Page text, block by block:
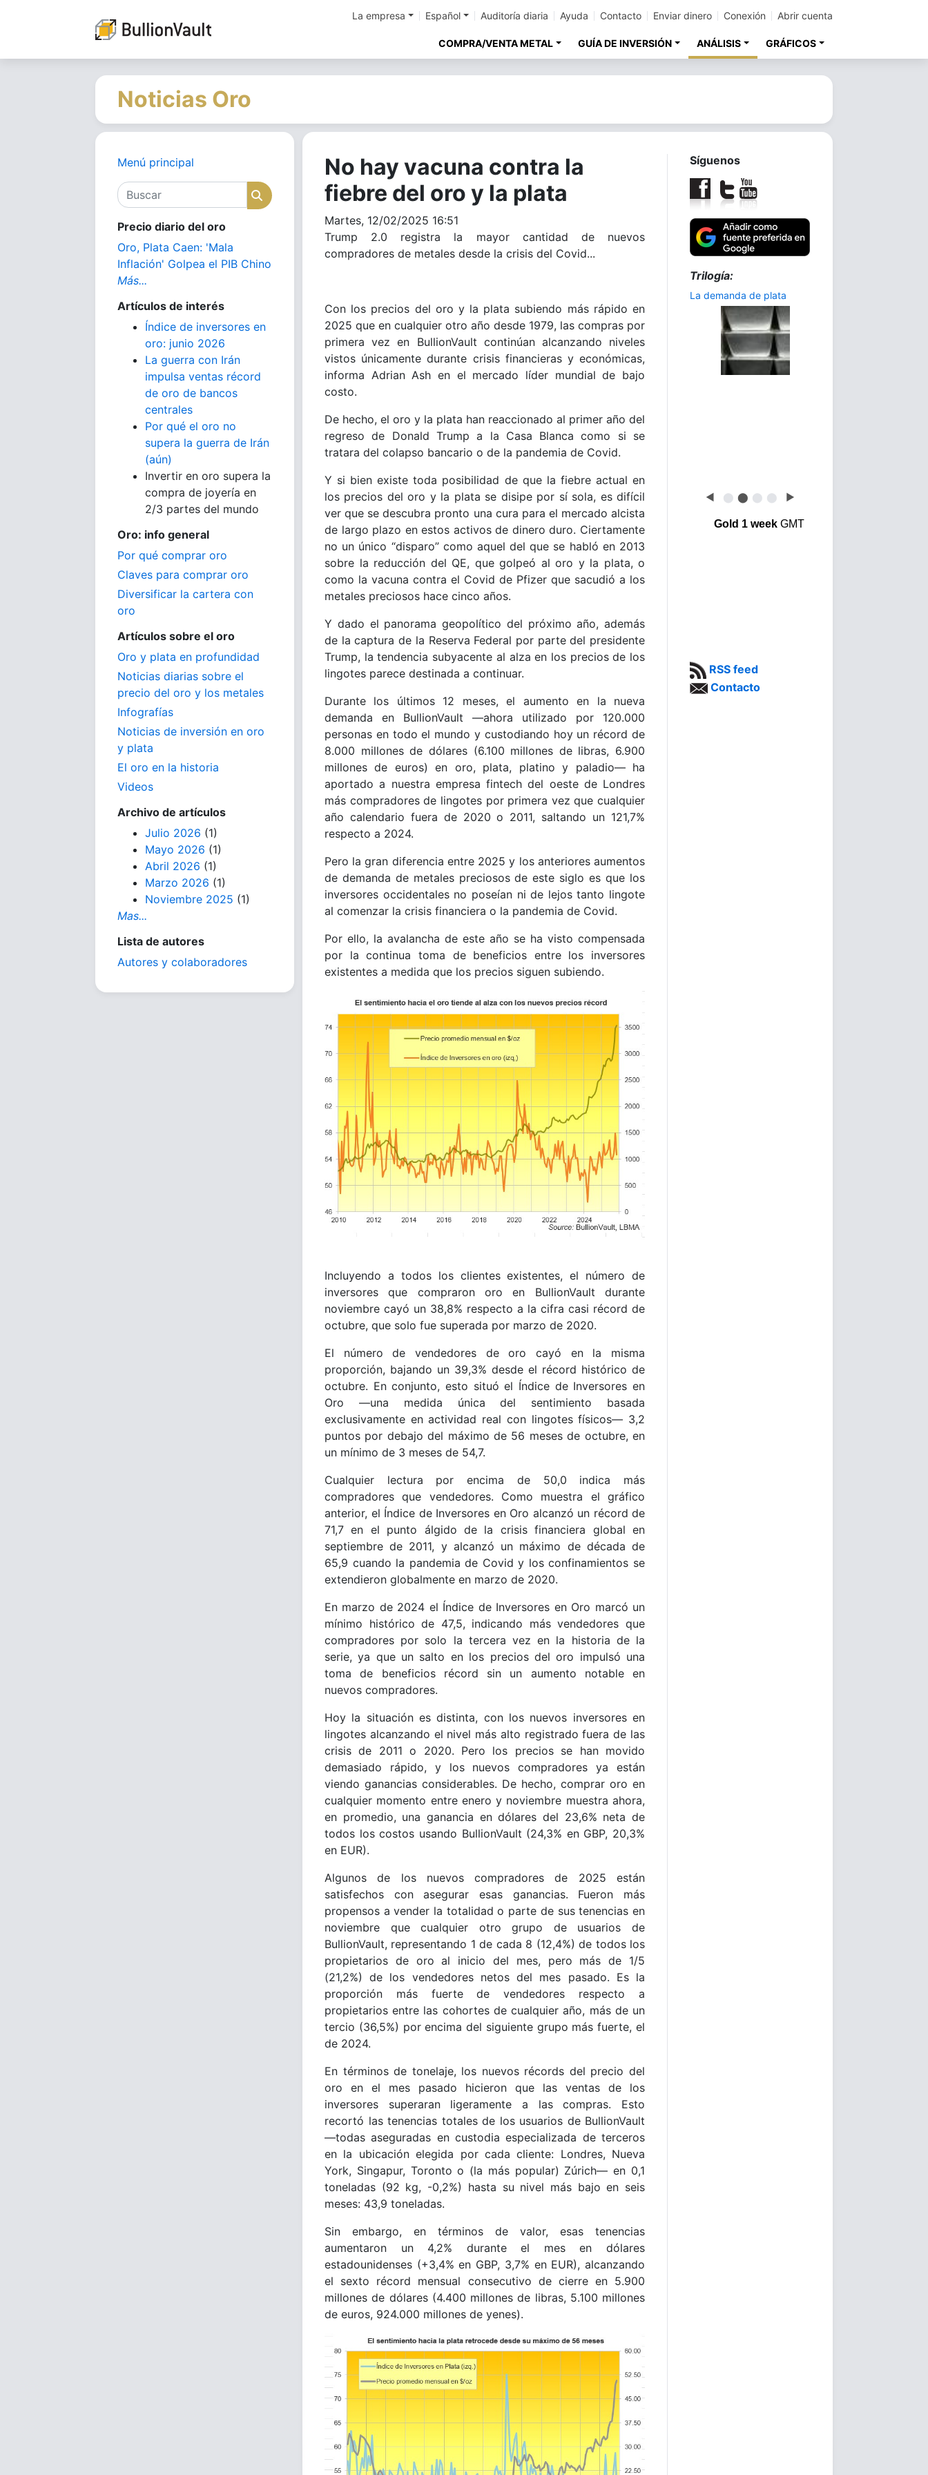
La empresa Español Auditoría diaria Ayuda Contacto Enviar dinero Conexión Abrir cuenta
COMPRA/VENTA METAL GUÍA DE INVERSIÓN ANÁLISIS GRÁFICOS
Noticias Oro
Menú principal
Buscar
Buscar
Precio diario del oro
Oro, Plata Caen: 'Mala
Inflación' Golpea el PIB Chino
Más...
Artículos de interés
Índice de inversores en
oro: junio 2026
La guerra con Irán
impulsa ventas récord
de oro de bancos
centrales
Por qué el oro no
supera la guerra de Irán
(aún)
Invertir en oro supera la
compra de joyería en
2/3 partes del mundo
Oro: info general
Por qué comprar oro
Claves para comprar oro
Diversificar la cartera con
oro
Artículos sobre el oro
Oro y plata en profundidad
Noticias diarias sobre el
precio del oro y los metales
Infografías
Noticias de inversión en oro
y plata
El oro en la historia
Videos
Archivo de artículos
Julio 2026 (1)
Mayo 2026 (1)
Abril 2026 (1)
Marzo 2026 (1)
Noviembre 2025 (1)
Mas...
Lista de autores
Autores y colaboradores
No hay vacuna contra la
fiebre del oro y la plata
Martes, 12/02/2025 16:51
Trump 2.0 registra la mayor cantidad de nuevos
compradores de metales desde la crisis del Covid...
Con los precios del oro y la plata subiendo más rápido en
2025 que en cualquier otro año desde 1979, las compras por
primera vez en BullionVault continúan alcanzando niveles
vistos únicamente durante crisis financieras y económicas,
informa Adrian Ash en el mercado líder mundial de bajo
costo.
De hecho, el oro y la plata han reaccionado al primer año del
regreso de Donald Trump a la Casa Blanca como si se
tratara del colapso bancario o de la pandemia de Covid.
Y si bien existe toda posibilidad de que la fiebre actual en
los precios del oro y la plata se disipe por sí sola, es difícil
ver que se descubra pronto una cura para el mercado alcista
de largo plazo en estos activos de dinero duro. Ciertamente
no un único “disparo” como aquel del que se habló en 2013
sobre la reducción del QE, que golpeó al oro y la plata, o
como la vacuna contra el Covid de Pfizer que sacudió a los
metales preciosos hace cinco años.
Y dado el panorama geopolítico del próximo año, además
de la captura de la Reserva Federal por parte del presidente
Trump, la tendencia subyacente al alza en los precios de los
lingotes parece destinada a continuar.
Durante los últimos 12 meses, el aumento en la nueva
demanda en BullionVault —ahora utilizado por 120.000
personas en todo el mundo y custodiando hoy un récord de
8.000 millones de dólares (6.100 millones de libras, 6.900
millones de euros) en oro, plata, platino y paladio— ha
aportado a nuestra empresa fintech del oeste de Londres
más compradores de lingotes por primera vez que cualquier
año calendario fuera de 2020 o 2011, saltando un 121,7%
respecto a 2024.
Pero la gran diferencia entre 2025 y los anteriores aumentos
de demanda de metales preciosos de este siglo es que los
inversores occidentales no poseían ni de lejos tanto lingote
al comenzar la crisis financiera o la pandemia de Covid.
Por ello, la avalancha de este año se ha visto compensada
por la continua toma de beneficios entre los inversores
existentes a medida que los precios siguen subiendo.
Incluyendo a todos los clientes existentes, el número de
inversores que compraron oro en BullionVault durante
noviembre cayó un 38,8% respecto a la cifra casi récord de
octubre, que solo fue superada por marzo de 2020.
El número de vendedores de oro cayó en la misma
proporción, bajando un 39,3% desde el récord histórico de
octubre. En conjunto, esto situó el Índice de Inversores en
Oro —una medida única del sentimiento basada
exclusivamente en actividad real con lingotes físicos— 3,2
puntos por debajo del máximo de 56 meses de octubre, en
un mínimo de 3 meses de 54,7.
Cualquier lectura por encima de 50,0 indica más
compradores que vendedores. Como muestra el gráfico
anterior, el Índice de Inversores en Oro alcanzó un récord de
71,7 en el punto álgido de la crisis financiera global en
septiembre de 2011, y alcanzó un máximo de década de
65,9 cuando la pandemia de Covid y los confinamientos se
extendieron globalmente en marzo de 2020.
En marzo de 2024 el Índice de Inversores en Oro marcó un
mínimo histórico de 47,5, indicando más vendedores que
compradores por solo la tercera vez en la historia de la
serie, ya que un salto en los precios del oro impulsó una
toma de beneficios récord sin un aumento notable en
nuevos compradores.
Hoy la situación es distinta, con los nuevos inversores en
lingotes alcanzando el nivel más alto registrado fuera de las
crisis de 2011 o 2020. Pero los precios se han movido
demasiado rápido, y los nuevos compradores ya están
viendo ganancias considerables. De hecho, comprar oro en
cualquier momento entre enero y noviembre muestra ahora,
en promedio, una ganancia en dólares del 23,6% neta de
todos los costos usando BullionVault (24,3% en GBP, 20,3%
en EUR).
Algunos de los nuevos compradores de 2025 están
satisfechos con asegurar esas ganancias. Fueron más
propensos a vender la totalidad o parte de sus tenencias en
noviembre que cualquier otro grupo de usuarios de
BullionVault, representando 1 de cada 8 (12,4%) de todos los
propietarios de oro al inicio del mes, pero más de 1/5
(21,2%) de los vendedores netos del mes pasado. Es la
proporción más fuerte de vendedores respecto a
propietarios entre las cohortes de cualquier año, más de un
tercio (36,5%) por encima del siguiente grupo más fuerte, el
de 2024.
En términos de tonelaje, los nuevos récords del precio del
oro en el mes pasado hicieron que las ventas de los
inversores superaran ligeramente a las compras. Esto
recortó las tenencias totales de los usuarios de BullionVault
—todas aseguradas en custodia especializada de terceros
en la ubicación elegida por cada cliente: Londres, Nueva
York, Singapur, Toronto o (la más popular) Zúrich— en 0,1
toneladas (92 kg, -0,2%) hasta su nivel más bajo en seis
meses: 43,9 toneladas.
Sin embargo, en términos de valor, esas tenencias
aumentaron un 4,2% durante el mes en dólares
estadounidenses (+3,4% en GBP, 3,7% en EUR), alcanzando
el sexto récord mensual consecutivo de cierre en 5.900
millones de dólares (4.400 millones de libras, 5.100 millones
de euros, 924.000 millones de yenes).
Síguenos
Trilogía:
La demanda de plata
◀ ⬤ ⬤ ⬤ ⬤ ▶
Gold 1 weekGMT
RSS feed
Contacto